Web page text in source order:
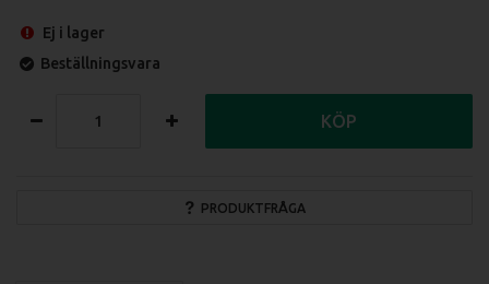
Ej i lager
Beställningsvara
PRODUKTFRÅGA
KÖP